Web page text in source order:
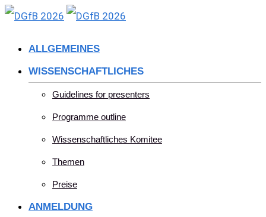
Skip
ALLGEMEINES
WISSENSCHAFTLICHES
Guidelines for presenters
Programme outline
Wissenschaftliches Komitee
Themen
Preise
ANMELDUNG